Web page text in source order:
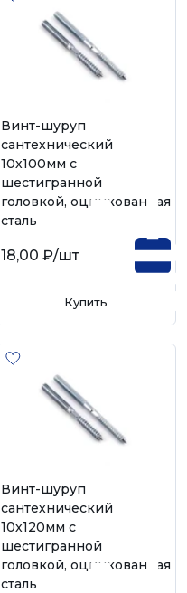
Винт-шуруп
сантехнический
10х100мм с
шестигранной
головкой, оцинкованная
сталь
18,00 ₽/шт
Купить
Винт-шуруп
сантехнический
10х120мм с
шестигранной
головкой, оцинкованная
сталь